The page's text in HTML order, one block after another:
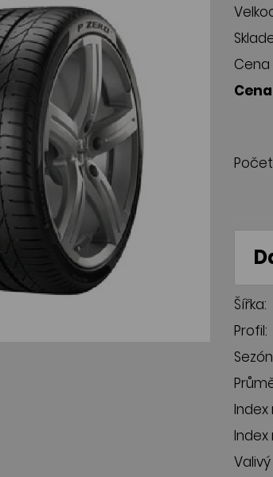
Cena
Cena
Počet
Šířka:
Profil:
Index
Index